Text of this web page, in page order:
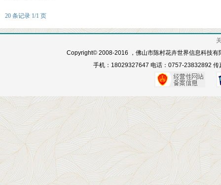
20 条记录 1/1 页
Copyright© 2008-2016 ，佛山市陈村花卉世界信息科技有
手机：18029327647 电话：0757-23832892